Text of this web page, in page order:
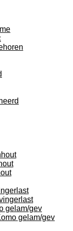
gelam/gev
gelam/gev